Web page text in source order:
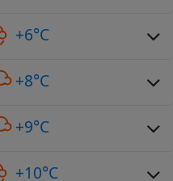
+6°C
+8°C
+9°C
+10°C